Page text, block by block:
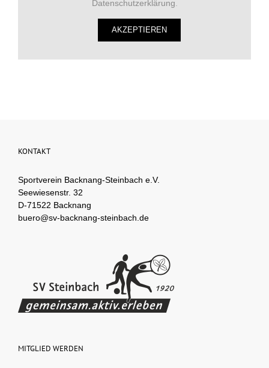
Datenschutzerklärung
AKZEPTIEREN
KONTAKT
Sportverein Backnang-Steinbach e.V.
Seewiesenstr. 32
D-71522 Backnang
buero@sv-backnang-steinbach.de
MITGLIED WERDEN